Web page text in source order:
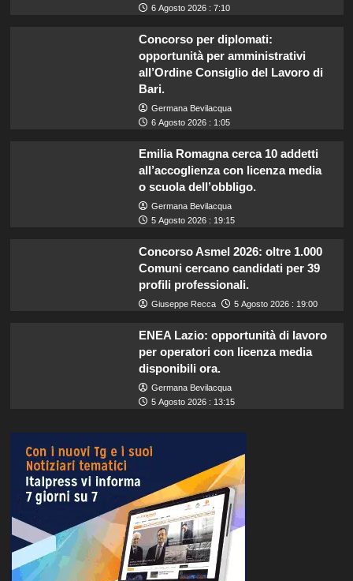
6 Agosto 2026 : 7:10
Concorso per diplomati:
opportunità per amministrativi
all’Ordine Consiglio del Lavoro di
Bari.
Germana Bevilacqua
6 Agosto 2026 : 1:05
Emilia Romagna cerca 10 addetti
all’accoglienza con licenza media
o scuola dell’obbligo.
Germana Bevilacqua
5 Agosto 2026 : 19:15
Concorso Asmel 2026: oltre 1.000
Comuni cercano candidati per 39
profili professionali.
Giuseppe Recca 5 Agosto 2026 : 19:00
ENEA Lazio: opportunità di lavoro
per operatori con licenza media
disponibili ora.
Germana Bevilacqua
5 Agosto 2026 : 13:15